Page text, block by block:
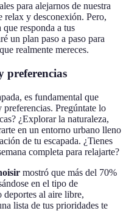
para alejarnos de nuestra
relax y desconexión. Pero,
responda a tus
un plan paso a paso para
realmente mereces.
preferencias
es fundamental que
Pregúntate lo
¿Explorar la naturaleza,
en un entorno urbano lleno
de tu escapada. ¿Tienes
completa para relajarte?
mostró que más del 70%
en el tipo de
deportes al aire libre,
lista de tus prioridades te